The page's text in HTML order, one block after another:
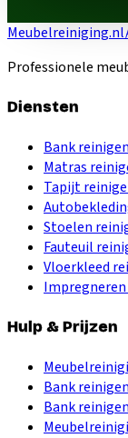
Meubelreiniging.nl
Professionele
Diensten
Bank reinigen
Matras
Tapijt
Stoelen
Fauteuil
Vloerkleed
Hulp & Prijzen
Bank
Bank